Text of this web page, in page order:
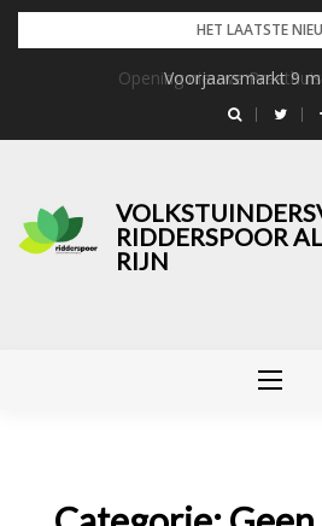
Skip
HET LAATSTE
Opening nieuwe
Voorjaarsmarkt 9
RIDDERSPOOR
RIJN